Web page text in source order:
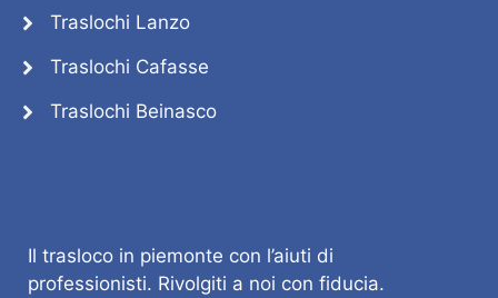
Traslochi Lanzo
Traslochi Cafasse
Traslochi Beinasco
Il trasloco in piemonte con l’aiuti di
professionisti. Rivolgiti a noi con fiducia.